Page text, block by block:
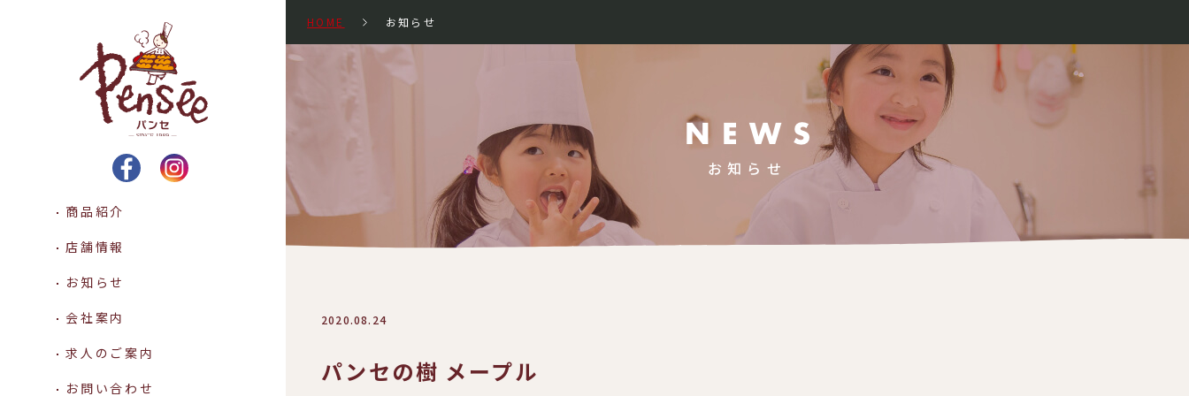
Pensee パンセ -SINCE 1989-
商品紹介
店舗情報
お知らせ
会社案内
求人のご案内
お問い合わせ
HOME お知らせ
お知らせ
2020.08.24
パンセの樹 メープル